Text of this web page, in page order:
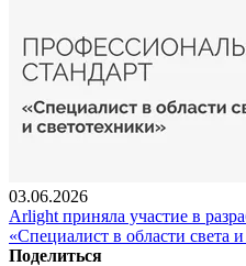
03.06.2026
Arlight приняла участие в
«Специалист в области света
Поделиться